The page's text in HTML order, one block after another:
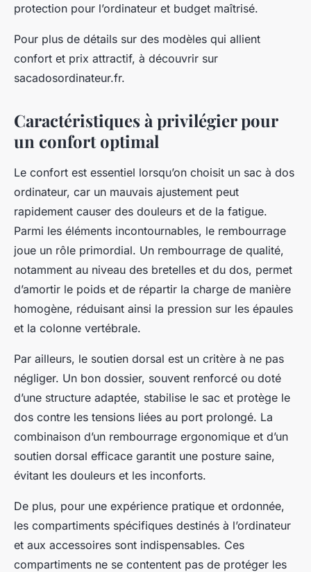
protection pour l’ordinateur et budget maîtrisé.
Pour plus de détails sur des modèles qui allient
confort et prix attractif, à découvrir sur
sacadosordinateur.fr.
Caractéristiques à privilégier pour
un confort optimal
Le confort est essentiel lorsqu’on choisit un sac à dos
ordinateur, car un mauvais ajustement peut
rapidement causer des douleurs et de la fatigue.
Parmi les éléments incontournables, le rembourrage
joue un rôle primordial. Un rembourrage de qualité,
notamment au niveau des bretelles et du dos, permet
d’amortir le poids et de répartir la charge de manière
homogène, réduisant ainsi la pression sur les épaules
et la colonne vertébrale.
Par ailleurs, le soutien dorsal est un critère à ne pas
négliger. Un bon dossier, souvent renforcé ou doté
d’une structure adaptée, stabilise le sac et protège le
dos contre les tensions liées au port prolongé. La
combinaison d’un rembourrage ergonomique et d’un
soutien dorsal efficace garantit une posture saine,
évitant les douleurs et les inconforts.
De plus, pour une expérience pratique et ordonnée,
les compartiments spécifiques destinés à l’ordinateur
et aux accessoires sont indispensables. Ces
compartiments ne se contentent pas de protéger les